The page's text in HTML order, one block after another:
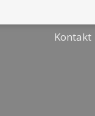
Kontakt